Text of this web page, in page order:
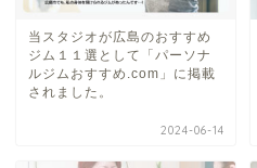
当スタジオが広島のおすすめ
ジム１１選として「パーソナ
ルジムおすすめ.com」に掲載
されました。
2024-06-14